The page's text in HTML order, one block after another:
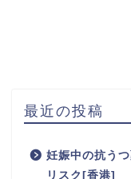
最近の投稿
妊娠中の抗う
リスク[香港]